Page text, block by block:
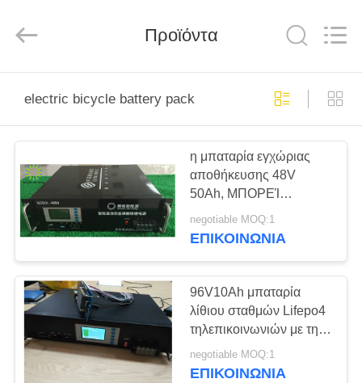
ΠΡΟΪΌΝΤΑ
ΕΜΦΆΝΙΣΗ
VR
ΠΕΡΊΠΟΥ
ΕΜΕΊΣ
ΓΎΡΟΣ
ΕΡΓΟΣΤΑΣΊΩΝ
Technology
Co,.Ltd..
Προϊόντα
electric bicycle battery pack
η μπαταρία εγχώριας
αποθήκευσης 48V
50Ah, ΜΠΟΡΕΊ
επικοινωνία φορτίζοντας
τα πακέτα μπαταριών
negotiable MOQ:1
ΕΠΙΚΟΙΝΩΝΊΑ
96V10Ah μπαταρία
λίθιου σταθμών Lifepo4
τηλεπικοινωνιών με την
επικοινωνία επίδειξης
RS485 ραφιών χάλυβα
negotiable MOQ:1
ΕΠΙΚΟΙΝΩΝΊΑ